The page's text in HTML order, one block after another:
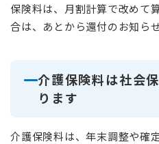
保険料は、月割計算で改めて
合は、あとから還付のお知ら
介護保険料は社会
ります
介護保険料は、年末調整や確